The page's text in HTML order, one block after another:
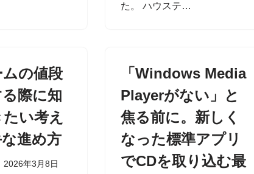
た。 ハウステ…
ムの値段
際に知
い考え
進め方
2026年3月8日
「Windows Media
Playerがない」と
焦る前に。新しく
なった標準アプリ
でCDを取り込む最